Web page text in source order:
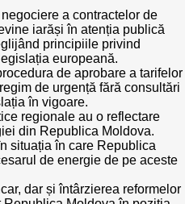
IDIS
a contractelor de
iarăși în atenția publică
principiile privind
europeană.
de aprobare a tarifelor
de urgență fără consultări
în vigoare.
regionale au o reflectare
din Republica Moldova.
situația în care Republica
de energie de pe aceste
dar și întârzierea reformelor